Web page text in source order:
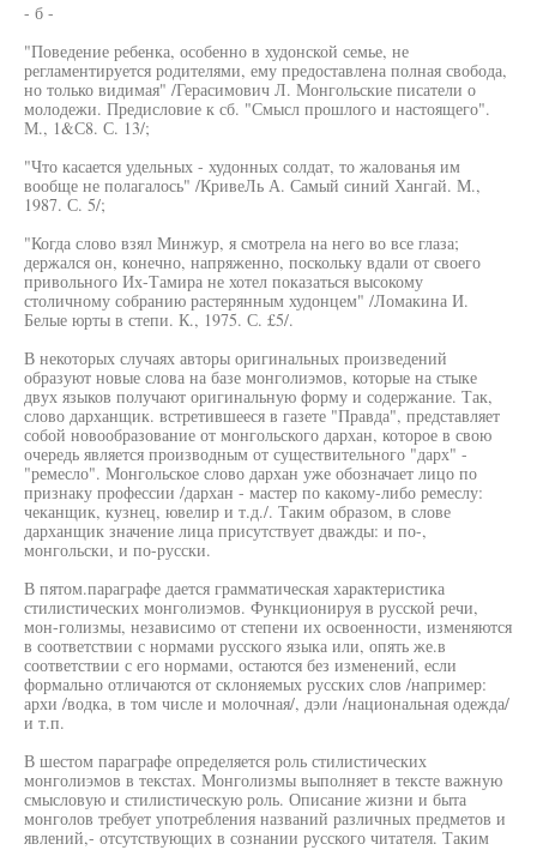
- б -
"Поведение ребенка, особенно в худонской семье, не
регламентируется родителями, ему предоставлена полная свобода,
но только видимая" /Герасимович Л. Монгольские писатели о
молодежи. Предисловие к сб. "Смысл прошлого и настоящего".
М., 1&С8. С. 13/;
"Что касается удельных - худонных солдат, то жалованья им
вообще не полагалось" /КривеЛь А. Самый синий Хангай. М.,
1987. С. 5/;
"Когда слово взял Минжур, я смотрела на него во все глаза;
держался он, конечно, напряженно, поскольку вдали от своего
привольного Их-Тамира не хотел показаться высокому
столичному собранию растерянным худонцем" /Ломакина И.
Белые юрты в степи. К., 1975. С. £5/.
В некоторых случаях авторы оригинальных произведений
образуют новые слова на базе монголиэмов, которые на стыке
двух языков получают оригинальную форму и содержание. Так,
слово дарханщик. встретившееся в газете "Правда", представляет
собой новообразование от монгольского дархан, которое в свою
очередь является производным от существительного "дарх" -
"ремесло". Монгольское слово дархан уже обозначает лицо по
признаку профессии /дархан - мастер по какому-либо ремеслу:
чеканщик, кузнец, ювелир и т.д./. Таким образом, в слове
дарханщик значение лица присутствует дважды: и по-,
монгольски, и по-русски.
В пятом.параграфе дается грамматическая характеристика
стилистических монголиэмов. Функционируя в русской речи,
мон-голизмы, независимо от степени их освоенности, изменяются
в соответствии с нормами русского языка или, опять же.в
соответствии с его нормами, остаются без изменений, если
формально отличаются от склоняемых русских слов /например:
архи /водка, в том числе и молочная/, дэли /национальная одежда/
и т.п.
В шестом параграфе определяется роль стилистических
монголиэмов в текстах. Монголизмы выполняет в тексте важную
смысловую и стилистическую роль. Описание жизни и быта
монголов требует употребления названий различных предметов и
явлений,- отсутствующих в сознании русского читателя. Таким